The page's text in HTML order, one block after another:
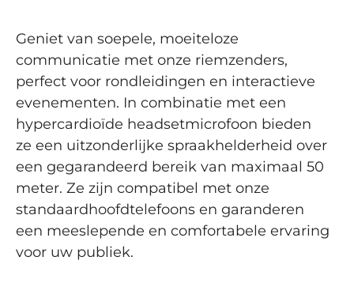
Geniet van soepele, moeiteloze
communicatie met onze riemzenders,
perfect voor rondleidingen en interactieve
evenementen. In combinatie met een
hypercardioïde headsetmicrofoon bieden
ze een uitzonderlijke spraakhelderheid over
een gegarandeerd bereik van maximaal 50
meter. Ze zijn compatibel met onze
standaardhoofdtelefoons en garanderen
een meeslepende en comfortabele ervaring
voor uw publiek.